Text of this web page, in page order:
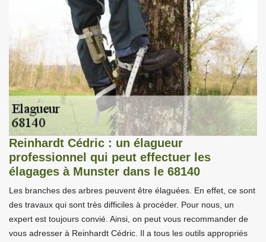
Reinhardt Cédric : un élagueur
professionnel qui peut effectuer les
élagages à Munster dans le 68140
Les branches des arbres peuvent être élaguées. En effet, ce sont
des travaux qui sont très difficiles à procéder. Pour nous, un
expert est toujours convié. Ainsi, on peut vous recommander de
vous adresser à Reinhardt Cédric. Il a tous les outils appropriés